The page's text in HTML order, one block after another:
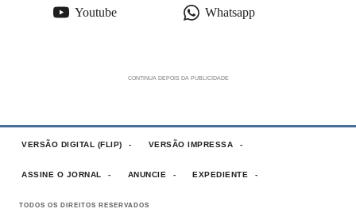
Youtube Whatsapp
VERSÃO DIGITAL (FLIP) VERSÃO IMPRESSA
ASSINE O JORNAL ANUNCIE EXPEDIENTE
TODOS OS DIREITOS RESERVADOS